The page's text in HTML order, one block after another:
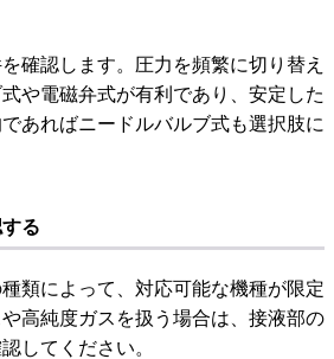
確認します。圧力を頻繁に切り替え
や電磁弁式が有利であり、安定した
あればニードルバルブ式も選択肢に
る
類によって、対応可能な機種が限定
高純度ガスを扱う場合は、接液部の
してください。